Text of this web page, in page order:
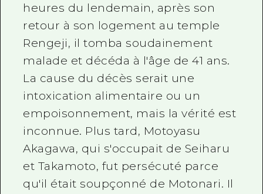
heures du lendemain, après son
retour à son logement au temple
Rengeji, il tomba soudainement
malade et décéda à l'âge de 41 ans.
La cause du décès serait une
intoxication alimentaire ou un
empoisonnement, mais la vérité est
inconnue. Plus tard, Motoyasu
Akagawa, qui s'occupait de Seiharu
et Takamoto, fut persécuté parce
qu'il était soupçonné de Motonari. Il